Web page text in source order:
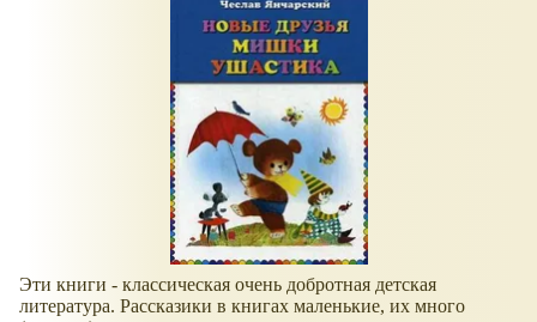
Эти книги - классическая очень добротная детская
литература. Рассказики в книгах маленькие, их много